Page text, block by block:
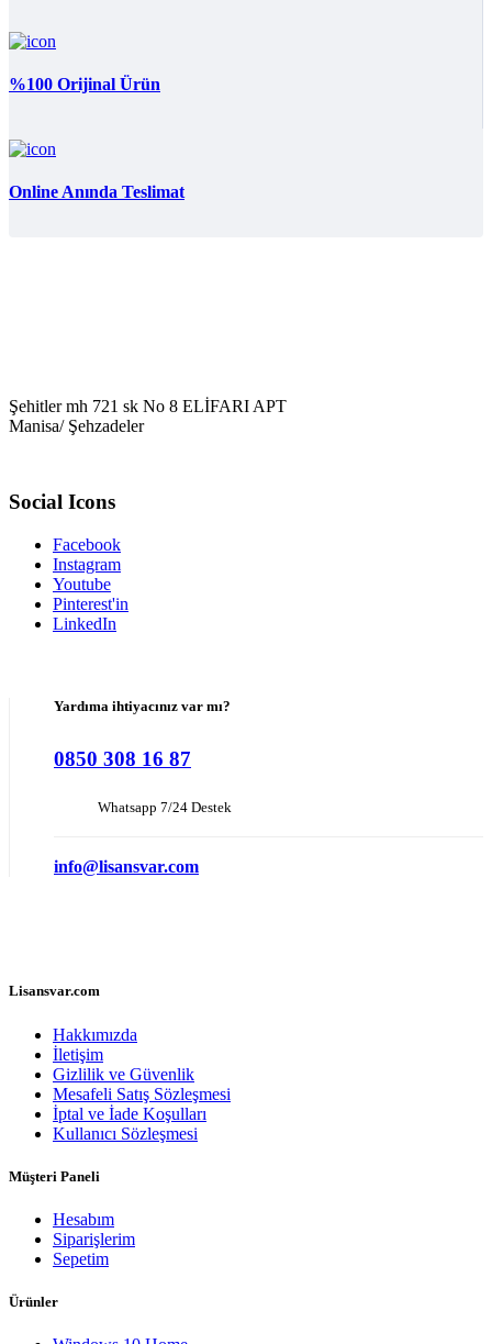
%100 Orijinal Ürün
Online Anında Teslimat
Şehitler mh 721 sk No 8 ELİFARI APT
Manisa/ Şehzadeler
Social Icons
Facebook
Instagram
Youtube
Pinterest'in
LinkedIn
Yardıma ihtiyacınız var mı?
0850 308 16 87
Whatsapp 7/24 Destek
info@lisansvar.com
Lisansvar.com
Hakkımızda
İletişim
Gizlilik ve Güvenlik
Mesafeli Satış Sözleşmesi
İptal ve İade Koşulları
Kullanıcı Sözleşmesi
Müşteri Paneli
Hesabım
Siparişlerim
Sepetim
Ürünler